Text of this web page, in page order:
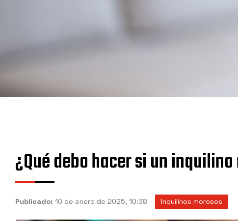
¿Qué debo hacer si un
Publicado: 10 de enero de 2025, 10:38 Inquilinos morosos